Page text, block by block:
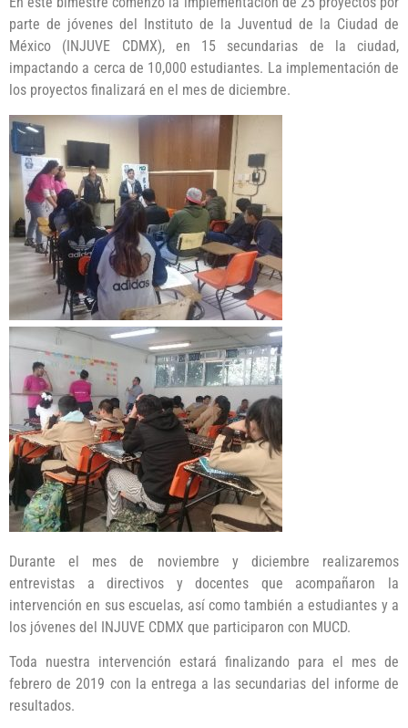
parte de jóvenes del Instituto de la Juventud de la Ciudad de
México (INJUVE CDMX), en 15 secundarias de la ciudad,
impactando a cerca de 10,000 estudiantes. La implementación de
los proyectos finalizará en el mes de diciembre.
Durante el mes de noviembre y diciembre realizaremos
entrevistas a directivos y docentes que acompañaron la
intervención en sus escuelas, así como también a estudiantes y a
los jóvenes del INJUVE CDMX que participaron con MUCD.
Toda nuestra intervención estará finalizando para el mes de
febrero de 2019 con la entrega a las secundarias del informe de
resultados.